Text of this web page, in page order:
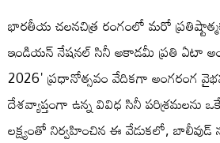
భారతీయ చలనచిత్ర రంగంలో మరో
ఇండియన్ నేషనల్ సినీ అకాడమీ ప్రతి ఏటా
2026' ప్రధానోత్సవం వేదికగా అంగరంగ
దేశవ్యాప్తంగా ఉన్న వివిధ సినీ పరిశ్రమలను
లక్ష్యంతో నిర్వహించిన ఈ వేడుకలో, బాలీవుడ్